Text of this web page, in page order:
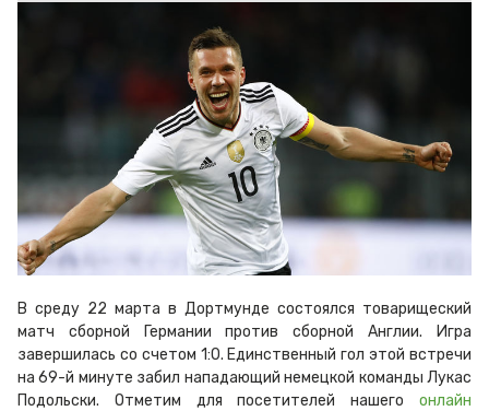
В среду 22 марта в Дортмунде состоялся товарищеский
матч сборной Германии против сборной Англии. Игра
завершилась со счетом 1:0. Единственный гол этой встречи
на 69-й минуте забил нападающий немецкой команды Лукас
Подольски. Отметим для посетителей нашего онлайн